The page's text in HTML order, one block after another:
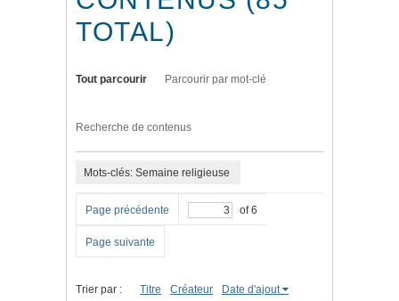
TOTAL)
Tout parcourir Parcourir par mot-clé
Recherche de contenus
Mots-clés: Semaine religieuse
Page précédente of 6
Page suivante
Trier par : Titre Créateur Date d'ajout